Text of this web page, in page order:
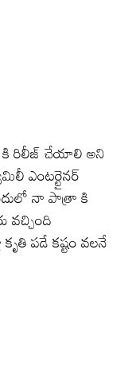
కి రిలీజ్ చేయాలి అని
ఎంటర్టైనర్
నా పాత్రా కి
వచ్చింది
పడే కష్టం వలనే